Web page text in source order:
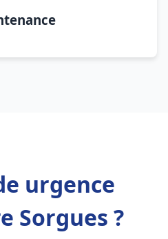
urgence
Sorgues ?